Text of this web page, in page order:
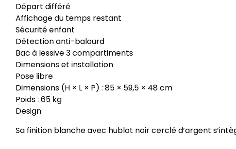
Départ différé
Affichage du temps restant
Sécurité enfant
Détection anti-balourd
Bac à lessive 3 compartiments
Dimensions et installation
Pose libre
Dimensions (H × L × P) : 85 × 59,5 × 48 cm
Poids : 65 kg
Design
Sa finition blanche avec hublot noir cerclé d’argent